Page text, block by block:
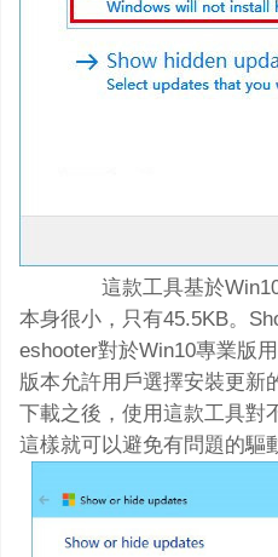
這款工具基於
本身很小，只有45.5KB。
eshooter對於Win10專業版
版本允許用戶選擇安裝更新
下載之後，使用這款工具對
這樣就可以避免有問題的驅